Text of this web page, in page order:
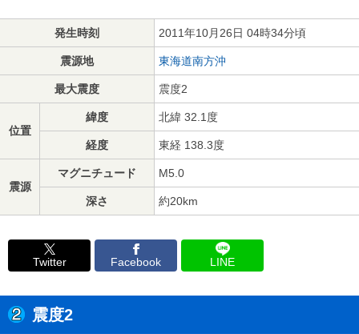
発生時刻 2011年10月26日 04時34分頃
震源地 東海道南方沖
最大震度 震度2
位置
緯度 北緯 32.1度
経度 東経 138.3度
震源
マグニチュード M5.0
深さ 約20km
Twitter Facebook LINE
震度2